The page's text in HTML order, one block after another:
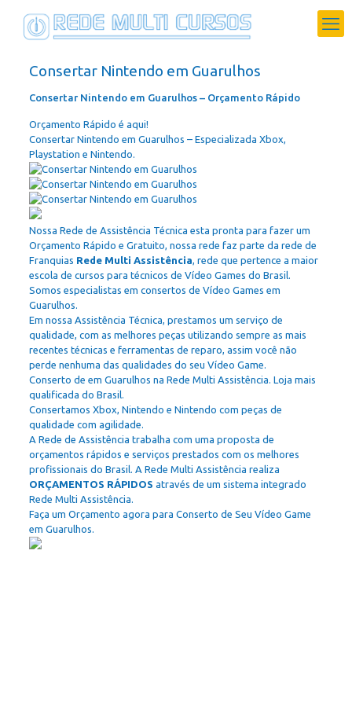
Consertar Nintendo em Guarulhos
Consertar Nintendo em Guarulhos – Orçamento Rápido
Orçamento Rápido é aqui!
Consertar Nintendo em Guarulhos – Especializada Xbox,
Playstation e Nintendo.
Nossa Rede de Assistência Técnica esta pronta para fazer um
Orçamento Rápido e Gratuito, nossa rede faz parte da rede de
Franquias Rede Multi Assistência, rede que pertence a maior
escola de cursos para técnicos de Vídeo Games do Brasil.
Somos especialistas em consertos de Vídeo Games em
Guarulhos.
Em nossa Assistência Técnica, prestamos um serviço de
qualidade, com as melhores peças utilizando sempre as mais
recentes técnicas e ferramentas de reparo, assim você não
perde nenhuma das qualidades do seu Vídeo Game.
Conserto de em Guarulhos na Rede Multi Assistência. Loja mais
qualificada do Brasil.
Consertamos Xbox, Nintendo e Nintendo com peças de
qualidade com agilidade.
A Rede de Assistência trabalha com uma proposta de
orçamentos rápidos e serviços prestados com os melhores
profissionais do Brasil. A Rede Multi Assistência realiza
ORÇAMENTOS RÁPIDOS através de um sistema integrado
Rede Multi Assistência.
Faça um Orçamento agora para Conserto de Seu Vídeo Game
em Guarulhos.